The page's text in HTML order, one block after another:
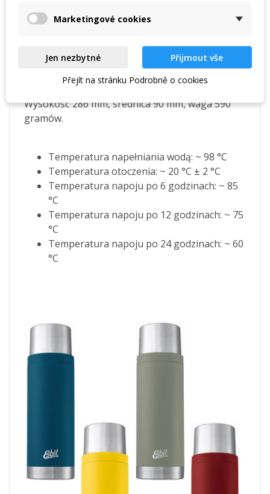
specjalną, matową, antypoślizgową farbą, która
zapobiega przypadkowemu upuszczeniu
Każdy termoszawiera 2 kubkii jedną klasyczną
zakrętkę.
Wysokość 286 mm, średnica 90 mm, waga 590
gramów.
Temperatura napełniania wodą: ~ 98 °C
Temperatura otoczenia: ~ 20 °C ± 2 °C
Temperatura napoju po 6 godzinach: ~ 85
°C
Temperatura napoju po 12 godzinach: ~ 75
°C
Temperatura napoju po 24 godzinach: ~ 60
°C
Marketingové cookies
Jen nezbytné
Přijmout vše
Přejít na stránku Podrobně o cookies